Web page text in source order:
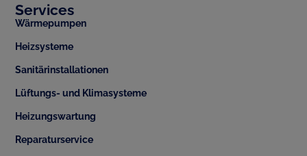
Services
Wärmepumpen
Heizsysteme
Sanitärinstallationen
Lüftungs- und Klimasysteme
Heizungswartung
Reparaturservice